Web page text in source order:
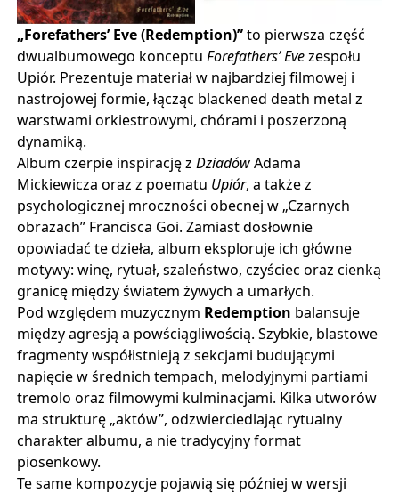
„Forefathers’ Eve (Redemption)” to pierwsza część
dwualbumowego konceptu Forefathers’ Eve zespołu
Upiór. Prezentuje materiał w najbardziej filmowej i
nastrojowej formie, łącząc blackened death metal z
warstwami orkiestrowymi, chórami i poszerzoną
dynamiką.
Album czerpie inspirację z Dziadów Adama
Mickiewicza oraz z poematu Upiór, a także z
psychologicznej mroczności obecnej w „Czarnych
obrazach” Francisca Goi. Zamiast dosłownie
opowiadać te dzieła, album eksploruje ich główne
motywy: winę, rytuał, szaleństwo, czyściec oraz cienką
granicę między światem żywych a umarłych.
Pod względem muzycznym Redemption balansuje
między agresją a powściągliwością. Szybkie, blastowe
fragmenty współistnieją z sekcjami budującymi
napięcie w średnich tempach, melodyjnymi partiami
tremolo oraz filmowymi kulminacjami. Kilka utworów
ma strukturę „aktów”, odzwierciedlając rytualny
charakter albumu, a nie tradycyjny format
piosenkowy.